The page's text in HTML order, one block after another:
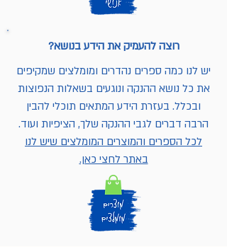
רוצה להעמיק את הידע בנושא?
יש לנו כמה ספרים נהדרים ומומלצים שמקיפים
את כל נושא ההנקה ונוגעים בשאלות הנפוצות
ובכלל. בעזרת הידע המתאים תוכלי להבין
הרבה דברים לגבי ההנקה שלך, הציפיות ועוד.
לכל הספרים והמוצרים המומלצים שיש לנו
באתר לחצי כאן.